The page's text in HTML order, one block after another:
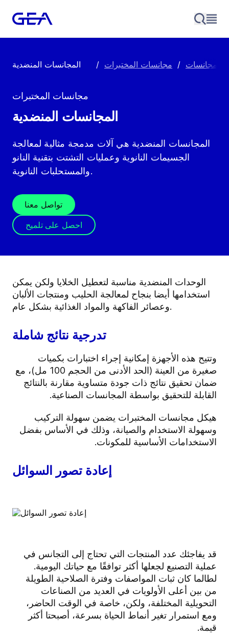
مجانسات / مجانسات المختبرات / المجانسات المنضدية
مجانسات المختبرات
المجانسات المنضدية
المجانسات المنضدية هي آلات مدمجة مثالية لمعالجة
الجسيمات النانوية وعمليات التشتت بتقنية النانو
والمستحلبات النانوية.
تواصل معنا
احصل على تلميح
الوحدات المنضدية مناسبة لتعطيل الخلايا ولكن يمكن
استخدامها أيضا بنجاح لمعالجة الحليب ومنتجات الألبان
وعصائر الفاكهة والمواد الغذائية بشكل عام.
تدرجية نتائج شاملة
وتتيح هذه الأجهزة إمكانية إجراء اختبارات بكميات
صغيرة من العينة (الحد الأدنى من الحجم 100 مل)، مع
ضمان تحقيق نتائج ذات جودة متساوية مقارنة بالنتائج
القابلة للتحقيق بواسطة المجانسات الصناعية.
هيكل مجانسات المختبرات يضمن سهولة التركيب
وسهولة الاستخدام والصيانة، وذلك في الأساس بفضل
الاستخدامات الأساسية للمكونات.
إعادة تصور السوائل
قد يفاجئك عدد المنتجات التي تحتاج إلى التجانس في
عملية التصنيع لجعلها أكثر توافقًا مع حياتك اليومية.
لطالما كان ثبات المواصفات وفترة الصلاحية الطويلة
من بين أعلى الأولويات في العديد من الصناعات
التحويلية المختلفة، ولكن، خاصة في الوقت الحاضر،
ومع استمرار تغير أنماط الحياة بسرعة، أصبحتا أكثر
قيمة.